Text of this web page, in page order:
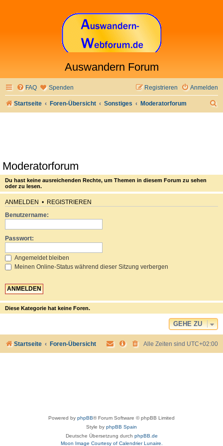
Auswandern Forum
FAQ Spenden Anmelden
Registrieren
Startseite Foren-Übersicht Sonstiges Moderatorforum
Moderatorforum
Du hast keine ausreichenden Rechte, um Themen in diesem Forum zu sehen
oder zu lesen.
ANMELDEN • REGISTRIEREN
Benutzername:
Passwort:
Angemeldet bleiben
Meinen Online-Status während dieser Sitzung verbergen
Diese Kategorie hat keine Foren.
GEHE ZU
Startseite Foren-Übersicht Alle Zeiten sind UTC+02:00
Powered by phpBB® Forum Software © phpBB Limited
Style by phpBB Spain
Deutsche Übersetzung durch phpBB.de
Moon Image Courtesy of Calendrier Lunaire.